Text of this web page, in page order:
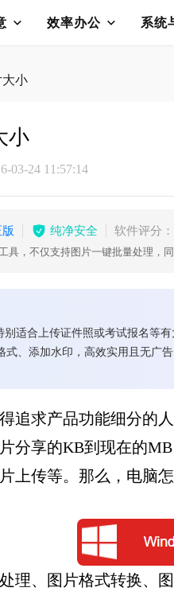
效率办公 系统
小
小
03-24 11:57:14
纯净安全 软件评分：
适合上传证件照或考试报名等
、添加水印，高效实用且无广
求产品功能细分的人
分享的KB到现在的
上传等。那么，电脑
、图片格式转换、图